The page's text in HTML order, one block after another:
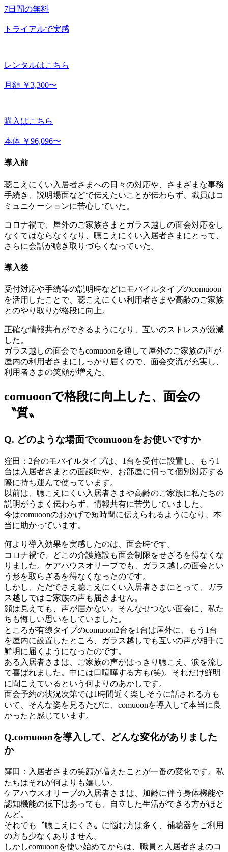
7日間の無料
トライアルで実感
レンタルはこちら
月額 ￥3,300〜
購入はこちら
本体 ￥96,096〜
導入前
聴こえにくい入居者さまへの日々の対応や、さまざまな事務
手続き、説明場面などで伝えたいことが伝わらず、職員はコ
ミュニケーションに苦心していた。
コロナ禍で、屋外のご家族さまとガラス越しの面会対応をし
なくてはならなくなり、聴こえにくい入居者さまにとって、
さらに会話が聴き取りづらくなっていた。
導入後
受付対応や手続等の説明時などにモバイルタイプのcomuoon
を活用したことで、聴こえにくい利用者さまや高齢のご家族
とのやり取りが格段に向上。
正確な情報共有ができるようになり、互いのストレスが激減
した。
ガラス越しの面会でもcomuoonを通して屋外のご家族の声が
屋内の利用者さまにしっかり届くので、面会交流が充実し、
利用者さまの笑顔が増えた。
comuoonで格段に向上した、面会の
〝質〟
Q. どのような場面でcomuoonをお使いですか
窪田： 2台のモバイルタイプは、1台を受付に設置し、もう1
台は入居者さまとの面談時や、お部屋に伺って個別対応する
際に持ち運んで使っています。
以前は、聴こえにくい入居者さまや高齢のご家族に私たちの
説明がうまく伝わらず、情報共有に苦労していました。
今はcomuoonのおかげで短時間に伝えられるようになり、本
当に助かっています。
何より導入効果を実感したのは、面会時です。
コロナ禍で、どこの介護施設も面会制限をせざるを得なくな
りました。ケアハウスオリーブでも、ガラス越しの面会とい
う形を取らざるを得なくなったのです。
しかし、ただでさえ聴こえにくい入居者さまにとって、ガラ
ス越しではご家族の声も届きません。
顔は見えても、声が届かない。そんなせつない面会に、私た
ちも悔しい思いをしていました。
ところが有線タイプのcomuoon2台を1台は屋外に、もう1台
を屋内に設置したところ、ガラス越しでも互いの声が相手に
鮮明に届くようになったのです。
ある入居者さまは、ご家族の声がはっきり聴こえ、涙を流し
て喜ばれました。中には口喧嘩する方も(笑)。それだけ鮮明
に聞こえているという何よりのあかしです。
面会予約の状況次第では1時間近く楽しそうに話される方も
いて、そんな姿を見るたびに、comuoonを導入して本当に良
かったと感じています。
Q.comuoonを導入して、どんな変化がありました
か
窪田： 入居者さまの笑顔が増えたことが一番の変化です。私
たちはそれが何よりも嬉しい。
ケアハウスオリーブの入居者さまは、加齢に伴う身体機能や
認知機能の低下はあっても、自立した生活ができる方がほと
んど。
それでも〝聴こえにくさ〟に悩む方は多く、補聴器をご利用
の方も少なくありません。
しかしcomuoonを使い始めてからは、職員と入居者さまのコ